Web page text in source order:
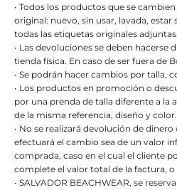
• Todos los productos que se
original: nuevo, sin usar, lavada, estar
todas las etiquetas originales adjuntas.
• Las devoluciones se deben
tienda física. En caso de ser fuera de
• Se podrán hacer cambios por talla,
• Los productos en promoción o
por una prenda de talla diferente a la
de la misma referencia, diseño y color.
• No se realizará devolución de
efectuará el cambio sea de un valor
comprada, caso en el cual el cliente
complete el valor total de la factura, o
• SALVADOR BEACHWEAR, se